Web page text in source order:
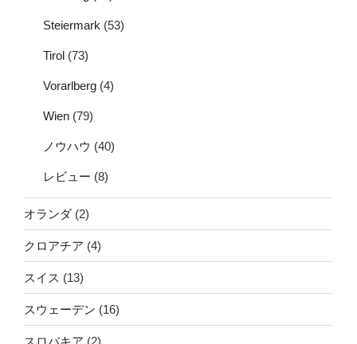
Steiermark (53)
Tirol (73)
Vorarlberg (4)
Wien (79)
ノウハウ (40)
レビュー (8)
オランダ (2)
クロアチア (4)
スイス (13)
スウェーデン (16)
スロバキア (2)